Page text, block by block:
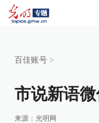
百佳账号 >
市说新语
来源： 光明网